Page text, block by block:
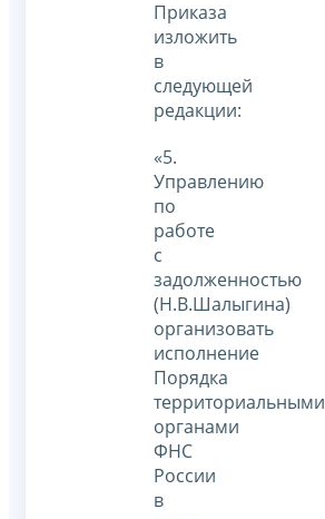
Приказа
изложить
в
следующей
редакции:
«5.
Управлению
по
работе
с
задолженностью
(Н.В.Шалыгина)
организовать
исполнение
Порядка
территориальными
органами
ФНС
России
в